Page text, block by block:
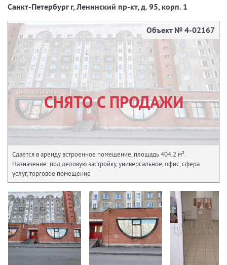
Санкт-Петербург г, Ленинский пр-кт, д. 95, корп. 1
СНЯТО С ПРОДАЖИ
Объект № 4-02167
Сдается в аренду встроенное помещение, площадь 404.2 м².
Назначение: под деловую застройку, универсальное, офис, сфера
услуг, торговое помещение